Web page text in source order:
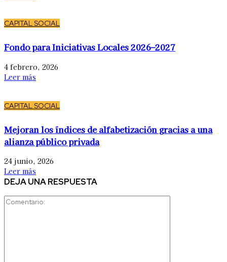
CAPITAL SOCIAL
Fondo para Iniciativas Locales 2026–2027
4 febrero, 2026
Leer más
CAPITAL SOCIAL
Mejoran los índices de alfabetización gracias a una
alianza público privada
24 junio, 2026
Leer más
DEJA UNA RESPUESTA